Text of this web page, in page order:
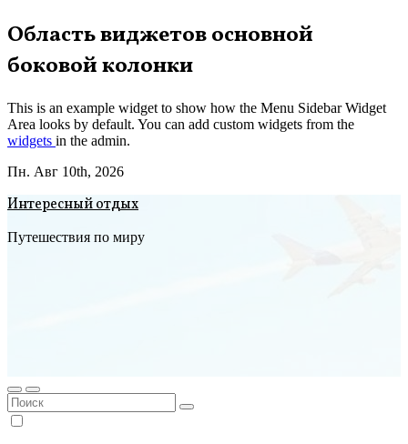
Перейти
к
содержимому
Область виджетов основной
боковой колонки
This is an example widget to show how the Menu Sidebar Widget
Area looks by default. You can add custom widgets from the
widgets in the admin.
Пн. Авг 10th, 2026
Интересный отдых
Путешествия по миру